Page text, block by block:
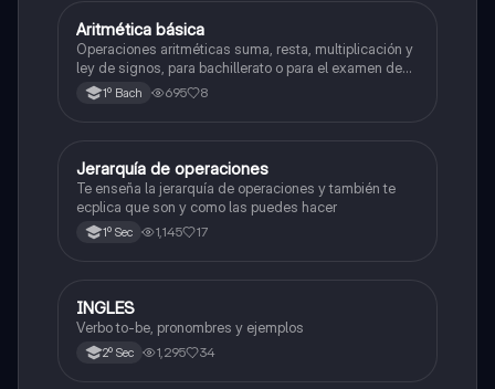
Matemáticas
Aritmética básica
Operaciones aritméticas suma, resta, multiplicación y
ley de signos, para bachillerato o para el examen de
admisión a la universidad
1º Bach 695 8
Matemáticas
Jerarquía de operaciones
Te enseña la jerarquía de operaciones y también te
ecplica que son y como las puedes hacer
1º Sec 1,145 17
Inglés
INGLES
Verbo to-be, pronombres y ejemplos
2º Sec 1,295 34